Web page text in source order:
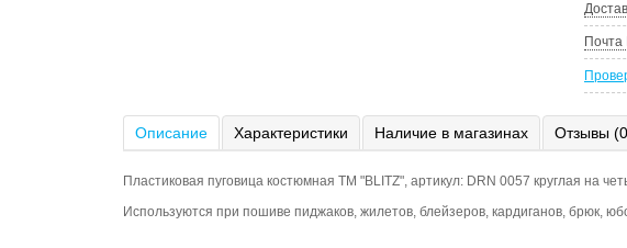
Почта
Описание Характеристики Наличие в магазинах Отзывы
Пластиковая пуговица костюмная ТМ "BLITZ", артикул: DRN 0057 круглая на
Используются при пошиве пиджаков, жилетов, блейзеров, кардиганов, брюк,